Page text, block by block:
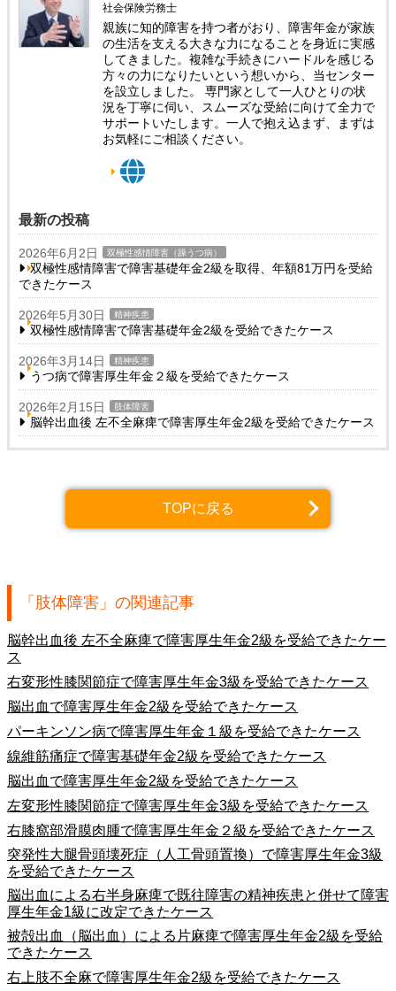
社会保険労務士
親族に知的障害を持つ者がおり、障害年金が家族
の生活を支える大きな力になることを身近に実感
してきました。複雑な手続きにハードルを感じる
方々の力になりたいという想いから、当センター
を設立しました。 専門家として一人ひとりの状
況を丁寧に伺い、スムーズな受給に向けて全力で
サポートいたします。一人で抱え込まず、まずは
お気軽にご相談ください。
最新の投稿
2026年6月2日 双極性感情障害（躁うつ病）
双極性感情障害で障害基礎年金2級を取得、年額81万円を受給
できたケース
2026年5月30日 精神疾患
双極性感情障害で障害基礎年金2級を受給できたケース
2026年3月14日 精神疾患
うつ病で障害厚生年金２級を受給できたケース
2026年2月15日 肢体障害
脳幹出血後 左不全麻痺で障害厚生年金2級を受給できたケース
TOPに戻る
「肢体障害」の関連記事
脳幹出血後 左不全麻痺で障害厚生年金2級を受給できたケー
ス
右変形性膝関節症で障害厚生年金3級を受給できたケース
脳出血で障害厚生年金2級を受給できたケース
パーキンソン病で障害厚生年金１級を受給できたケース
線維筋痛症で障害基礎年金2級を受給できたケース
脳出血で障害厚生年金2級を受給できたケース
左変形性膝関節症で障害厚生年金3級を受給できたケース
右膝窩部滑膜肉腫で障害厚生年金２級を受給できたケース
突発性大腿骨頭壊死症（人工骨頭置換）で障害厚生年金3級
を受給できたケース
脳出血による右半身麻痺で既往障害の精神疾患と併せて障害
厚生年金1級に改定できたケース
被殻出血（脳出血）による片麻痺で障害厚生年金2級を受給
できたケース
右上肢不全麻で障害厚生年金2級を受給できたケース